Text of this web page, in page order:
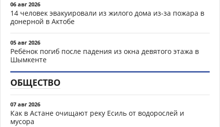
06 авг 2026
14 человек эвакуировали из жилого дома из-за пожара в
донерной в Актобе
05 авг 2026
Ребёнок погиб после падения из окна девятого этажа в
Шымкенте
ОБЩЕСТВО
07 авг 2026
Как в Астане очищают реку Есиль от водорослей и
мусора